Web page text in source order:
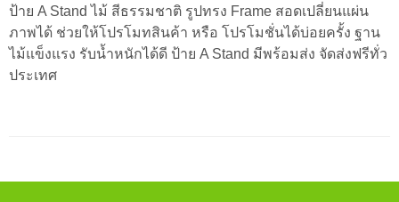
ป้าย A Stand ไม้ สีธรรมชาติ รูปทรง Frame สอดเปลี่ยนแผ่น
ภาพได้ ช่วยให้โปรโมทสินค้า หรือ โปรโมชั่นได้บ่อยครั้ง ฐาน
ไม้แข็งแรง รับน้ำหนักได้ดี ป้าย A Stand มีพร้อมส่ง จัดส่งฟรีทั่ว
ประเทศ